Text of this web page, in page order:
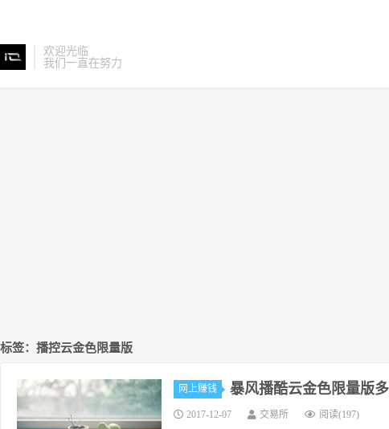
欢迎光临
我们一直在努力
标签：播控云金色限量版
网上赚钱 暴风播酷云金色限量版
2017-12-07 交易所 阅读(197)